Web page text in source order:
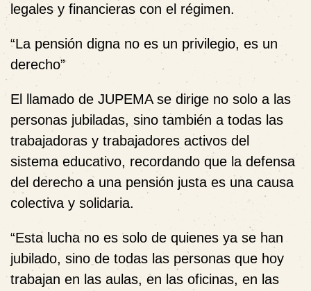
legales y financieras con el régimen.
“La pensión digna no es un privilegio, es un
derecho”
El llamado de JUPEMA se dirige no solo a las
personas jubiladas, sino también a todas las
trabajadoras y trabajadores activos del
sistema educativo, recordando que la defensa
del derecho a una pensión justa es una causa
colectiva y solidaria.
“Esta lucha no es solo de quienes ya se han
jubilado, sino de todas las personas que hoy
trabajan en las aulas, en las oficinas, en las